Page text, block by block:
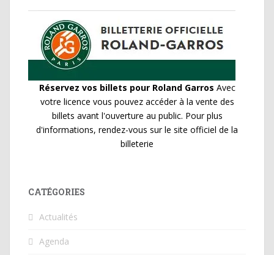
Réservez vos billets pour Roland Garros Avec
votre licence vous pouvez accéder à la vente des
billets avant l'ouverture au public. Pour plus
d'informations, rendez-vous sur le site officiel de la
billeterie
CATÉGORIES
Actualités
Agenda